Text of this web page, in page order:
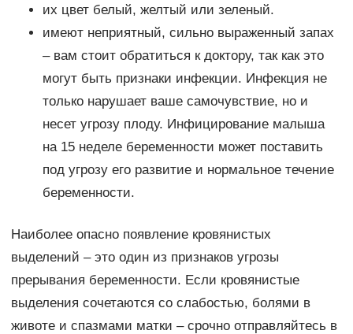
их цвет белый, желтый или зеленый.
имеют неприятный, сильно выраженный запах
– вам стоит обратиться к доктору, так как это
могут быть признаки инфекции. Инфекция не
только нарушает ваше самочувствие, но и
несет угрозу плоду. Инфицирование малыша
на 15 неделе беременности может поставить
под угрозу его развитие и нормальное течение
беременности.
Наиболее опасно появление кровянистых
выделений – это один из признаков угрозы
прерывания беременности. Если кровянистые
выделения сочетаются со слабостью, болями в
животе и спазмами матки – срочно отправляйтесь в